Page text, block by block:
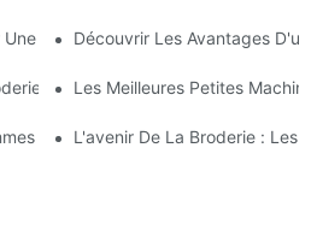
Machine À Broder À Aiguille
Découvrir Les Avantages
À L'aiguille : Un Guide Pour
Les Meilleures Petites
: Les Avantages D'une Machine À
L'avenir De La Broderie : Les